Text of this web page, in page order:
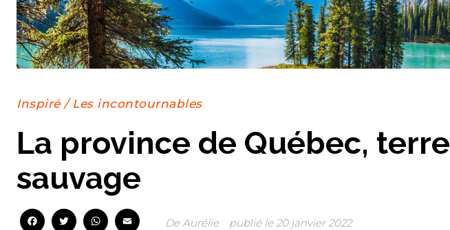
Inspiré/Les incontournables
La province de Québec, terre
sauvage
FacebookTwitterWhatsApp
Email
DeAurélie publié le 20 janvier 2022